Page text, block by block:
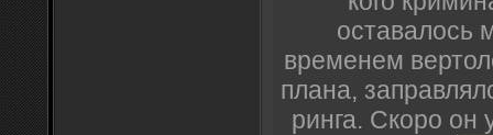
оставалось
временем
плана,
ринга. Скоро он